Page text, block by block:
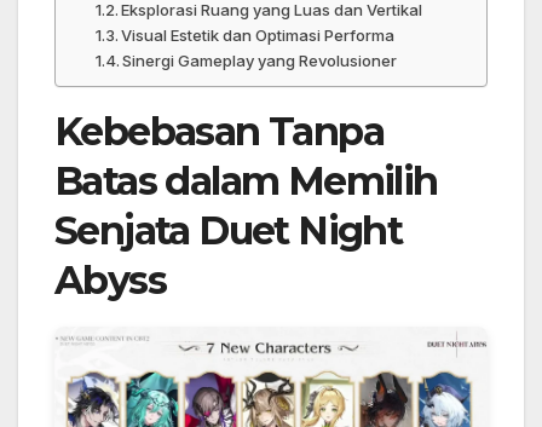
Eksplorasi Ruang yang Luas dan Vertikal
Visual Estetik dan Optimasi Performa
Sinergi Gameplay yang Revolusioner
Kebebasan Tanpa
Batas dalam Memilih
Senjata Duet Night
Abyss